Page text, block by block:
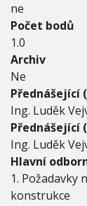
t
a
v
e
b
v
p
o
d
m
í
n
k
á
ne
Počet bodů
1.0
Archiv
Ne
Přednášející
Ing. Luděk
Přednášející
Ing. Luděk
Hlavní
1. Požadavky
konstrukce